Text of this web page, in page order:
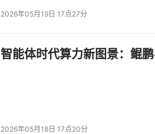
2026年05月19日 17点27分
智能体时代算力新图景：鲲
2026年05月18日 17点20分